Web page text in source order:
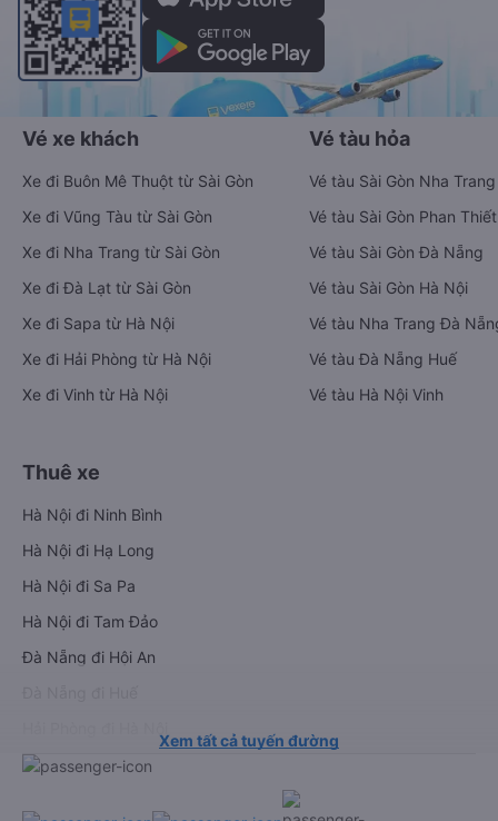
Vé xe khách
Xe đi Buôn Mê Thuột từ Sài Gòn
Xe đi Vũng Tàu từ Sài Gòn
Xe đi Nha Trang từ Sài Gòn
Xe đi Đà Lạt từ Sài Gòn
Xe đi Sapa từ Hà Nội
Xe đi Hải Phòng từ Hà Nội
Xe đi Vinh từ Hà Nội
Vé tàu hỏa
Vé tàu Sài Gòn Nha Trang
Vé tàu Sài Gòn Phan Thiết
Vé tàu Sài Gòn Đà Nẵng
Vé tàu Sài Gòn Hà Nội
Vé tàu Nha Trang Đà
Vé tàu Đà Nẵng Huế
Vé tàu Hà Nội Vinh
Thuê xe
Hà Nội đi Ninh Bình
Hà Nội đi Hạ Long
Hà Nội đi Sa Pa
Hà Nội đi Tam Đảo
Đà Nẵng đi Hội An
Xem tất cả tuyến đường